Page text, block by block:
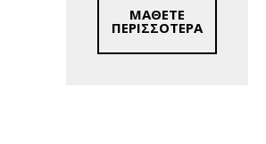
ΜΑΘΕΤΕ
ΠΕΡΙΣΣΟΤΕΡΑ